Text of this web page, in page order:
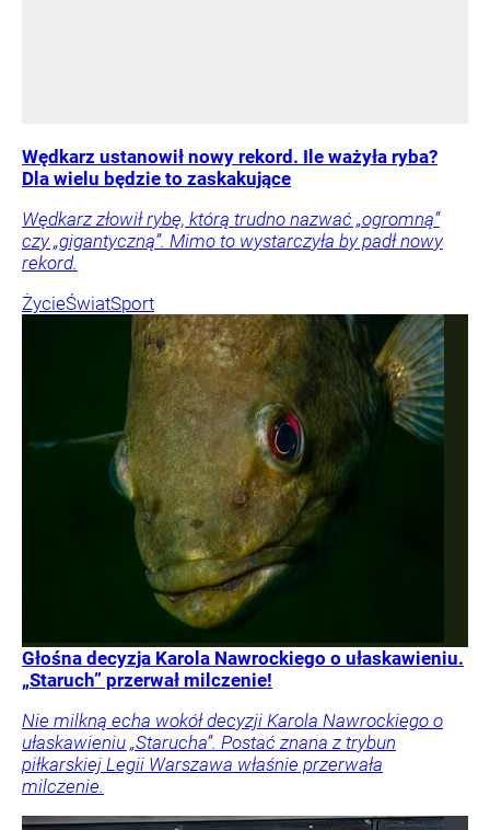
Wędkarz ustanowił nowy rekord. Ile ważyła ryba?
Dla wielu będzie to zaskakujące
Wędkarz złowił rybę, którą trudno nazwać „ogromną”
czy „gigantyczną”. Mimo to wystarczyła by padł nowy
rekord.
ŻycieŚwiatSport
Głośna decyzja Karola Nawrockiego o ułaskawieniu.
„Staruch” przerwał milczenie!
Nie milkną echa wokół decyzji Karola Nawrockiego o
ułaskawieniu „Starucha”. Postać znana z trybun
piłkarskiej Legii Warszawa właśnie przerwała
milczenie.